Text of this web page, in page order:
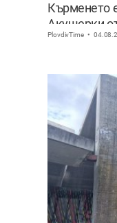
Кърменето
Акушерки
към
PlovdivTime